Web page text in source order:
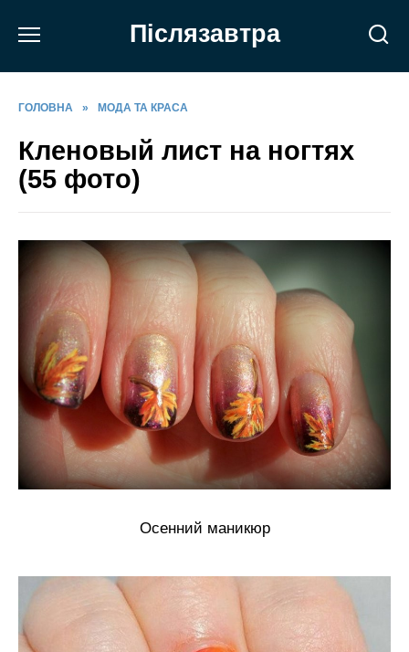
Післязавтра
ГОЛОВНА » МОДА ТА КРАСА
Кленовый лист на ногтях
(55 фото)
Осенний маникюр